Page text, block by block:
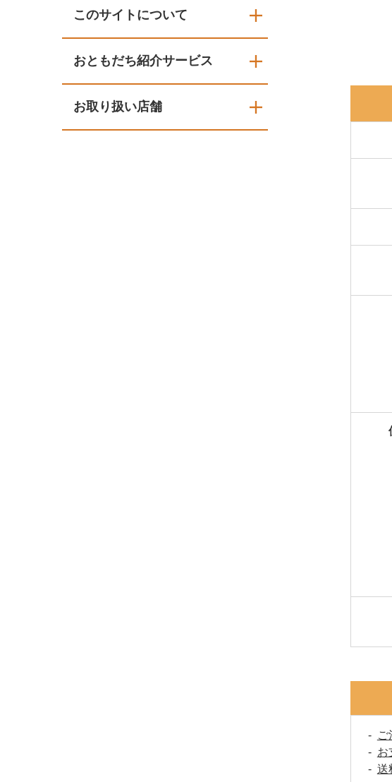
ご
お
送
このサイトについて
おともだち紹介サービス
お取り扱い店舗